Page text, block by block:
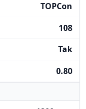
TOPCon
108
Tak
0.80